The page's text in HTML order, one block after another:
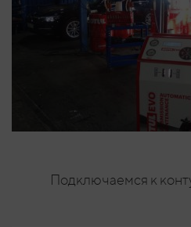
Подключаемся к